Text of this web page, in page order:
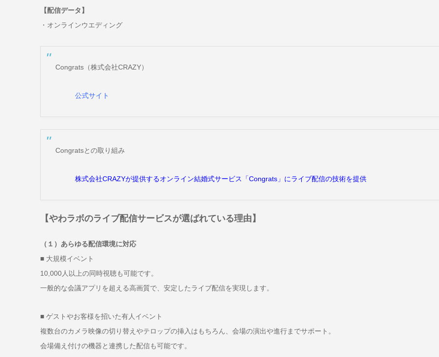
【配信データ】
・オンラインウエディング
Congrats（株式会社CRAZY）
公式サイト
Congratsとの取り組み
株式会社CRAZYが提供するオンライン結婚式サービス「Congrats」にライブ配信の技術を提供
【やわラボのライブ配信サービスが選ばれている理由】
（１）あらゆる配信環境に対応
■ 大規模イベント
10,000人以上の同時視聴も可能です。
一般的な会議アプリを超える高画質で、安定したライブ配信を実現します。
■ ゲストやお客様を招いた有人イベント
複数台のカメラ映像の切り替えやテロップの挿入はもちろん、会場の演出や進行までサポート。
会場備え付けの機器と連携した配信も可能です。